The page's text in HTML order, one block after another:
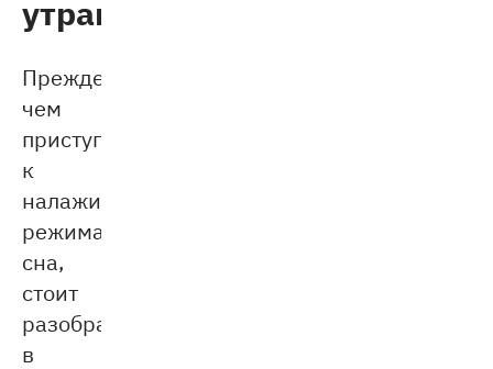
утрам
Прежде
чем
приступать
к
налаживанию
режима
сна,
стоит
разобраться
в